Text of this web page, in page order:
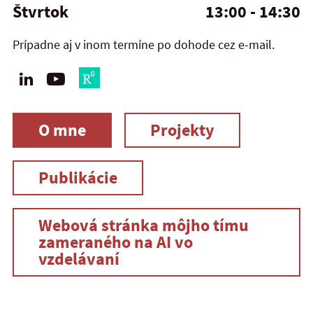
Štvrtok 13:00 - 14:30
Prípadne aj v inom termíne po dohode cez e-mail.
O mne Projekty
Publikácie
Webová stránka môjho tímu
zameraného na AI vo
vzdelávaní